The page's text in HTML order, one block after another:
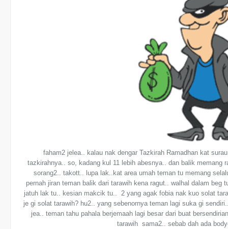
faham2 jelea.. kalau nak dengar Tazkirah Ramadhan kat
tazkirahnya.. so, kadang kul 11 lebih abesnya.. dan balik memang
sorang2.. takott.. lupa lak..kat area umah teman tu memang
pernah jiran teman balik dari tarawih kena ragut.. walhal dalam
jatuh lak tu.. kesian makcik tu.. 2 yang agak fobia nak kuo solat
je gi solat tarawih? hu2.. yang sebenornya teman lagi suka gi
jea.. teman tahu pahala berjemaah lagi besar dari buat
tarawih sama2.. sebab dah ada